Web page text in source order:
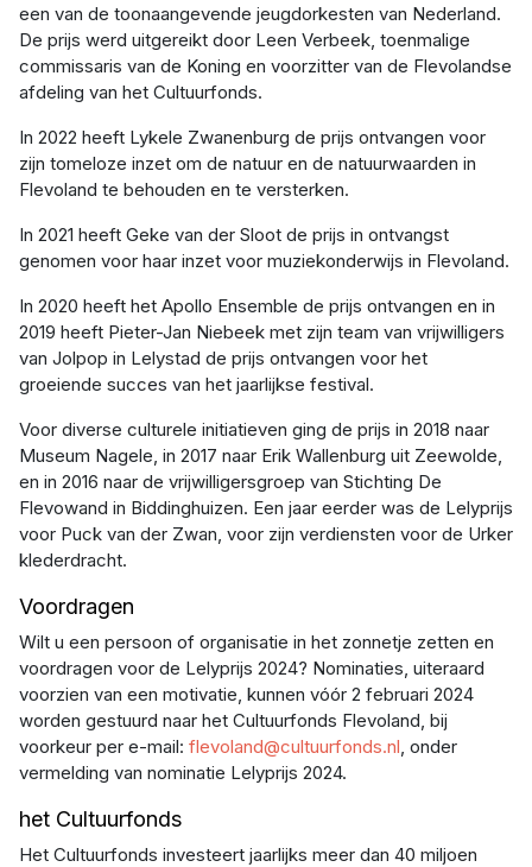
een van de toonaangevende jeugdorkesten van Nederland.
De prijs werd uitgereikt door Leen Verbeek, toenmalige
commissaris van de Koning en voorzitter van de Flevolandse
afdeling van het Cultuurfonds.
In 2022 heeft Lykele Zwanenburg de prijs ontvangen voor
zijn tomeloze inzet om de natuur en de natuurwaarden in
Flevoland te behouden en te versterken.
In 2021 heeft Geke van der Sloot de prijs in ontvangst
genomen voor haar inzet voor muziekonderwijs in Flevoland.
In 2020 heeft het Apollo Ensemble de prijs ontvangen en in
2019 heeft Pieter-Jan Niebeek met zijn team van vrijwilligers
van Jolpop in Lelystad de prijs ontvangen voor het
groeiende succes van het jaarlijkse festival.
Voor diverse culturele initiatieven ging de prijs in 2018 naar
Museum Nagele, in 2017 naar Erik Wallenburg uit Zeewolde,
en in 2016 naar de vrijwilligersgroep van Stichting De
Flevowand in Biddinghuizen. Een jaar eerder was de Lelyprijs
voor Puck van der Zwan, voor zijn verdiensten voor de Urker
klederdracht.
Voordragen
Wilt u een persoon of organisatie in het zonnetje zetten en
voordragen voor de Lelyprijs 2024? Nominaties, uiteraard
voorzien van een motivatie, kunnen vóór 2 februari 2024
worden gestuurd naar het Cultuurfonds Flevoland, bij
voorkeur per e-mail: flevoland@cultuurfonds.nl , onder
vermelding van nominatie Lelyprijs 2024.
het Cultuurfonds
Het Cultuurfonds investeert jaarlijks meer dan 40 miljoen